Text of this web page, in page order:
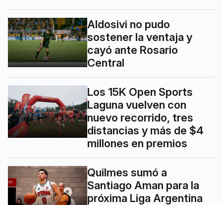
Aldosivi no pudo
sostener la ventaja y
cayó ante Rosario
Central
Los 15K Open Sports
Laguna vuelven con
nuevo recorrido, tres
distancias y más de $4
millones en premios
Quilmes sumó a
Santiago Aman para la
próxima Liga Argentina